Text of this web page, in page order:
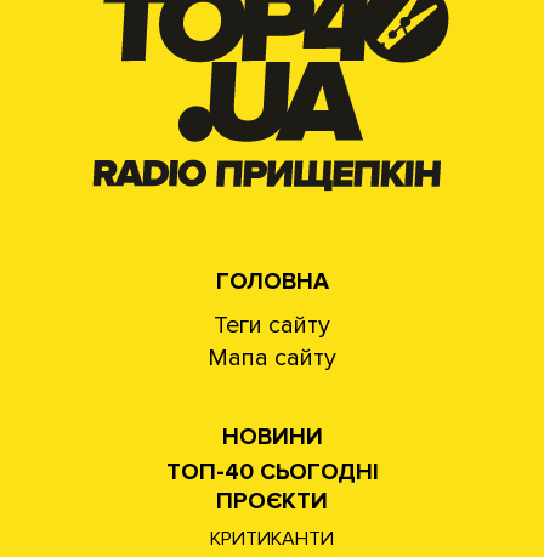
ГОЛОВНА
Теги сайту
Мапа сайту
НОВИНИ
ТОП-40 СЬОГОДНІ
ПРОЄКТИ
КРИТИКАНТИ